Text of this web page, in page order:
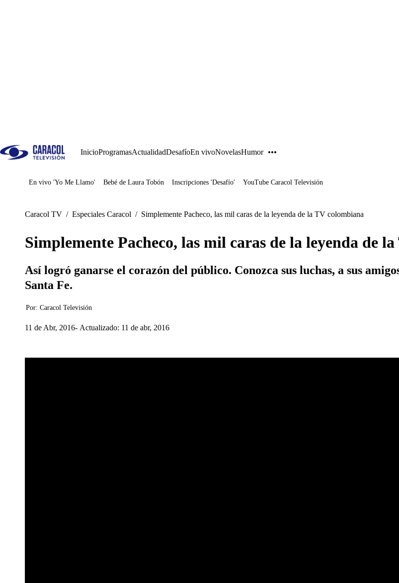
InicioProgramasActualidadDesafíoEn vivoNovelasHumor
Juegos
En vivo 'Yo Me Llamo' Bebé de Laura Tobón Inscripciones 'Desafío' YouTube Caracol Televisión
Caracol TV / Especiales Caracol / Simplemente Pacheco, las mil caras de la leyenda de la TV colombiana
Simplemente Pacheco, las mil caras de la leyenda de
Así logró ganarse el corazón del público. Conozca sus luchas, a sus
Santa Fe.
Por: Caracol Televisión
11 de Abr, 2016 Actualizado: 11 de abr, 2016